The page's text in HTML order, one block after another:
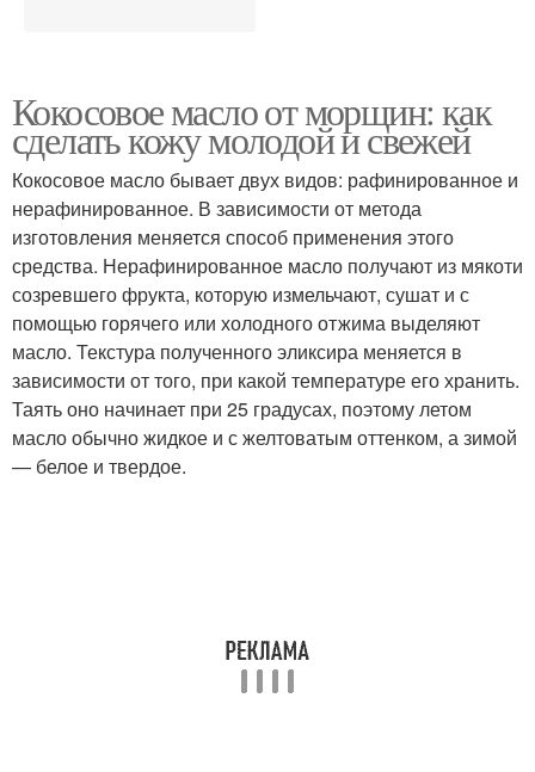
Кокосовое масло от морщин: как
сделать кожу молодой и свежей
Кокосовое масло бывает двух видов: рафинированное и
нерафинированное. В зависимости от метода
изготовления меняется способ применения этого
средства. Нерафинированное масло получают из мякоти
созревшего фрукта, которую измельчают, сушат и с
помощью горячего или холодного отжима выделяют
масло. Текстура полученного эликсира меняется в
зависимости от того, при какой температуре его хранить.
Таять оно начинает при 25 градусах, поэтому летом
масло обычно жидкое и с желтоватым оттенком, а зимой
— белое и твердое.